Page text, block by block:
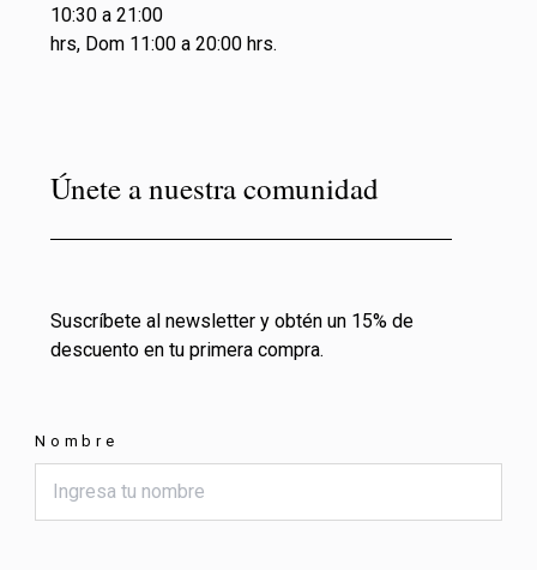
10:30 a 21:00
hrs, Dom 11:00 a 20:00 hrs.
Únete a nuestra comunidad
Suscríbete al newsletter y obtén un 15% de
descuento en tu primera compra.
Nombre